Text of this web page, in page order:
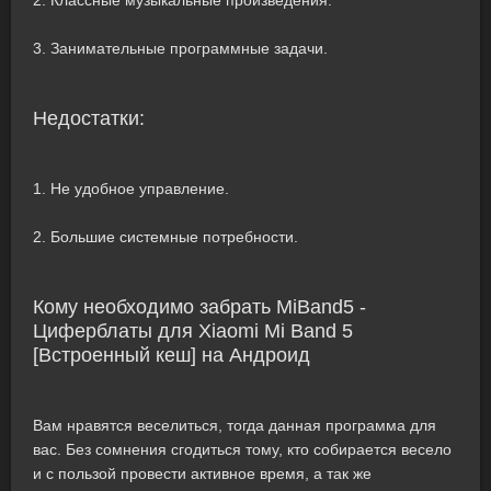
3. Занимательные программные задачи.
Недостатки:
1. Не удобное управление.
2. Большие системные потребности.
Кому необходимо забрать MiBand5 -
Циферблаты для Xiaomi Mi Band 5
[Встроенный кеш] на Андроид
Вам нравятся веселиться, тогда данная программа для
вас. Без сомнения сгодиться тому, кто собирается весело
и с пользой провести активное время, а так же